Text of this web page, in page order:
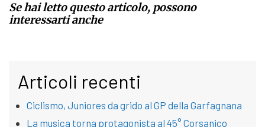
Se hai letto questo articolo, possono
interessarti anche
Articoli recenti
Ciclismo, Juniores da grido al GP della Garfagnana
La musica torna protagonista al 45° Corsanico